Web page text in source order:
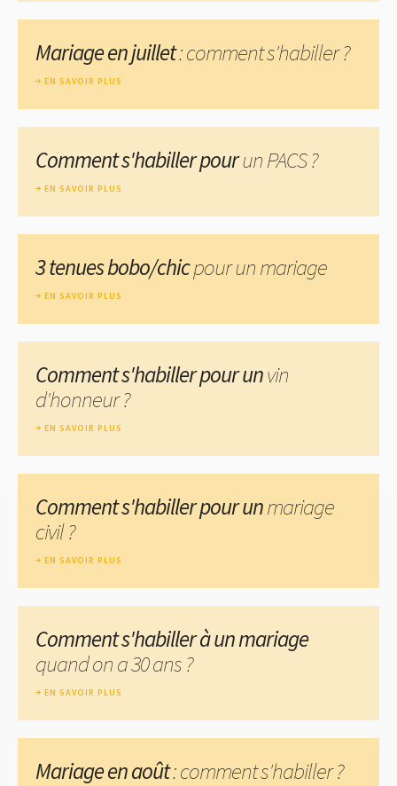
Mariage en juillet: comment s'habiller ?
EN SAVOIR PLUS
Comment s'habiller pourun PACS ?
EN SAVOIR PLUS
3 tenues bobo/chicpour un mariage
EN SAVOIR PLUS
Comment s'habiller pour unvin
d'honneur ?
EN SAVOIR PLUS
Comment s'habiller pour unmariage
civil ?
EN SAVOIR PLUS
Comment s'habiller à un mariage
quand on a 30 ans ?
EN SAVOIR PLUS
Mariage en août: comment s'habiller ?